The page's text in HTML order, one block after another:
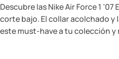
Descubre las Nike Air Force 1
corte bajo. El collar acolchado
este must-have a tu colección y